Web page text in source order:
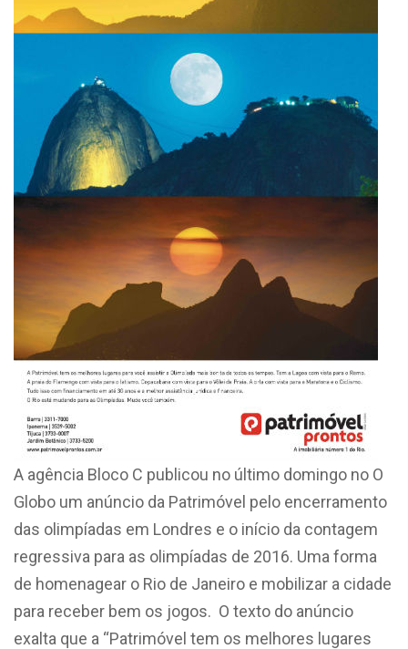
A agência Bloco C publicou no último domingo no O
Globo um anúncio da Patrimóvel pelo encerramento
das olimpíadas em Londres e o início da contagem
regressiva para as olimpíadas de 2016. Uma forma
de homenagear o Rio de Janeiro e mobilizar a cidade
para receber bem os jogos. O texto do anúncio
exalta que a “Patrimóvel tem os melhores lugares